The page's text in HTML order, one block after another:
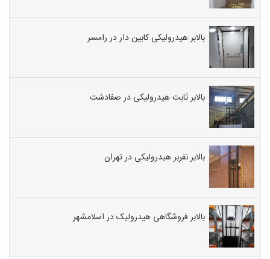
بالابر هیدرولیکی کابین دار در رامسر
بالابر ثابت هیدرولیکی در صفادشت
بالابر نفربر هیدرولیکی در تهران
بالابر فروشگاهی هیدرولیک در اسلامشهر